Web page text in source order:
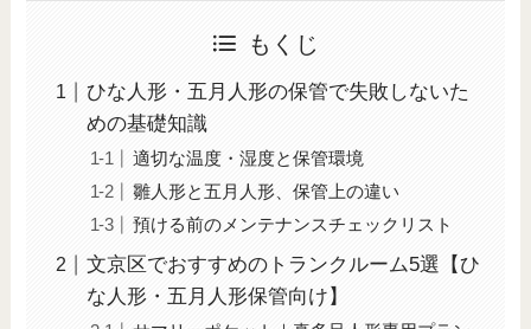
もくじ
ひな人形・五月人形の保管で失敗しないた
めの基礎知識
適切な温度・湿度と保管環境
雛人形と五月人形、保管上の違い
預ける前のメンテナンスチェックリスト
文京区でおすすめのトランクルーム5選【ひ
な人形・五月人形保管向け】